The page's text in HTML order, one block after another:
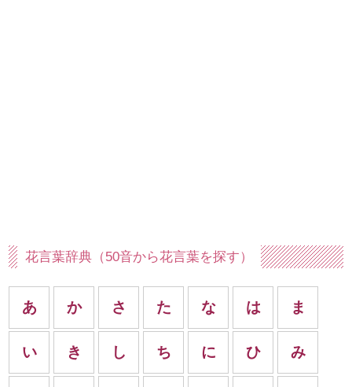
花言葉辞典（50音から花言葉を探す）
あ
い
か
き
さ
し
た
ち
な
に
は
ひ
ま
み